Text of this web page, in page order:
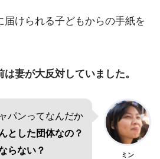
届けられる子どもからの手紙を
妻が大反対していました。
パンってなんだか
とした団体なの？
らない？
ミン